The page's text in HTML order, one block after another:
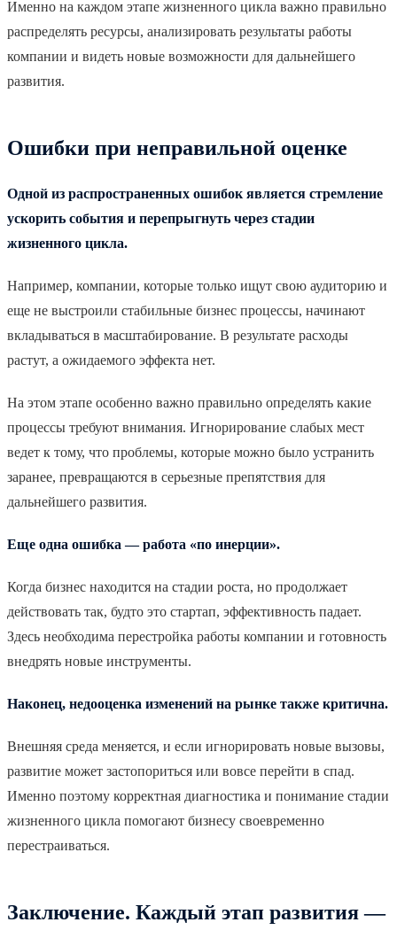
Именно на каждом этапе жизненного цикла важно правильно
распределять ресурсы, анализировать результаты работы
компании и видеть новые возможности для дальнейшего
развития.
Ошибки при неправильной оценке
Одной из распространенных ошибок является стремление
ускорить события и перепрыгнуть через стадии
жизненного цикла.
Например, компании, которые только ищут свою аудиторию и
еще не выстроили стабильные бизнес процессы, начинают
вкладываться в масштабирование. В результате расходы
растут, а ожидаемого эффекта нет.
На этом этапе особенно важно правильно определять какие
процессы требуют внимания. Игнорирование слабых мест
ведет к тому, что проблемы, которые можно было устранить
заранее, превращаются в серьезные препятствия для
дальнейшего развития.
Еще одна ошибка — работа «по инерции».
Когда бизнес находится на стадии роста, но продолжает
действовать так, будто это стартап, эффективность падает.
Здесь необходима перестройка работы компании и готовность
внедрять новые инструменты.
Наконец, недооценка изменений на рынке также критична.
Внешняя среда меняется, и если игнорировать новые вызовы,
развитие может застопориться или вовсе перейти в спад.
Именно поэтому корректная диагностика и понимание стадии
жизненного цикла помогают бизнесу своевременно
перестраиваться.
Заключение. Каждый этап развития —